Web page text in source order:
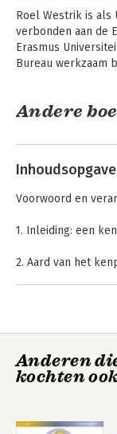
Roel Westrik is als
verbonden aan de
Erasmus
Bureau werkzaam
Andere
1975-2020
Inhoudsopgave
Voorwoord en
1. Inleiding: een
2. Aard van het
5. Verborgen
5.1 Geldend recht:
Europese origine?
Anderen
kochten